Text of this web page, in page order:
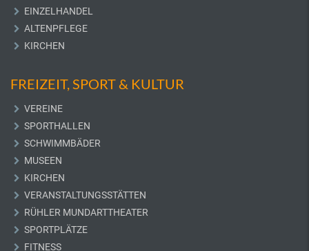
EINZELHANDEL
ALTENPFLEGE
KIRCHEN
FREIZEIT, SPORT & KULTUR
VEREINE
SPORTHALLEN
SCHWIMMBÄDER
MUSEEN
KIRCHEN
VERANSTALTUNGSSTÄTTEN
RÜHLER MUNDARTTHEATER
SPORTPLÄTZE
FITNESS